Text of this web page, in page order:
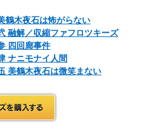
鶴木夜石は怖がらない
融解／収縮ファフロツキーズ
四回廊事件
ナニモナイ人間
美鶴木夜石は微笑まない